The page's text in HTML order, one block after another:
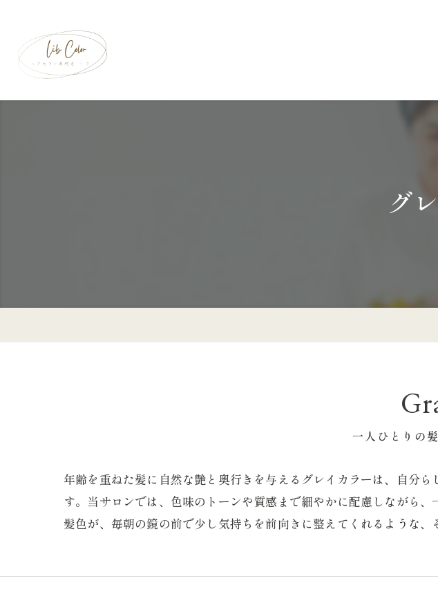
グ
一人ひとりの
年齢を重ねた髪に自然な艶と奥行きを与えるグレイカラーは、自分
す。当サロンでは、色味のトーンや質感まで細やかに配慮しながら
髪色が、毎朝の鏡の前で少し気持ちを前向きに整えてくれるような